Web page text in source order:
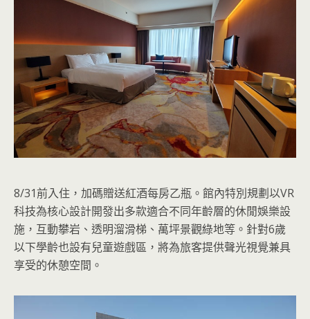
8/31前入住，加碼贈送紅酒每房乙瓶。館內特別規劃以VR
科技為核心設計開發出多款適合不同年齡層的休閒娛樂設
施，互動攀岩、透明溜滑梯、萬坪景觀綠地等。針對6歲
以下學齡也設有兒童遊戲區，將為旅客提供聲光視覺兼具
享受的休憩空間。